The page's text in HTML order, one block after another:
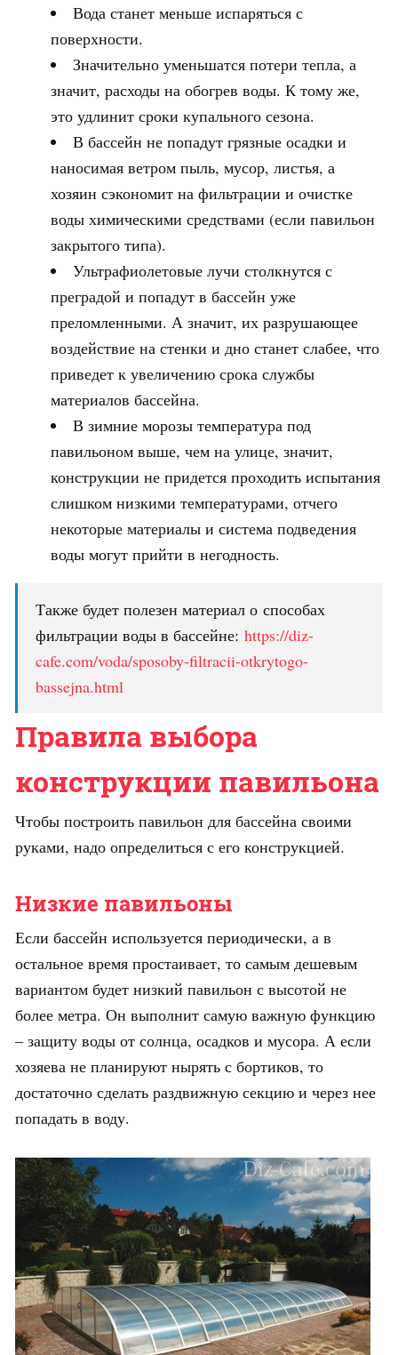
Вода станет меньше испаряться с
поверхности.
Значительно уменьшатся потери тепла, а
значит, расходы на обогрев воды. К тому же,
это удлинит сроки купального сезона.
В бассейн не попадут грязные осадки и
наносимая ветром пыль, мусор, листья, а
хозяин сэкономит на фильтрации и очистке
воды химическими средствами (если павильон
закрытого типа).
Ультрафиолетовые лучи столкнутся с
преградой и попадут в бассейн уже
преломленными. А значит, их разрушающее
воздействие на стенки и дно станет слабее, что
приведет к увеличению срока службы
материалов бассейна.
В зимние морозы температура под
павильоном выше, чем на улице, значит,
конструкции не придется проходить испытания
слишком низкими температурами, отчего
некоторые материалы и система подведения
воды могут прийти в негодность.
Также будет полезен материал о способах
фильтрации воды в бассейне: https://diz-
cafe.com/voda/sposoby-filtracii-otkrytogo-
bassejna.html
Правила выбора
конструкции павильона
Чтобы построить павильон для бассейна своими
руками, надо определиться с его конструкцией.
Низкие павильоны
Если бассейн используется периодически, а в
остальное время простаивает, то самым дешевым
вариантом будет низкий павильон с высотой не
более метра. Он выполнит самую важную функцию
– защиту воды от солнца, осадков и мусора. А если
хозяева не планируют нырять с бортиков, то
достаточно сделать раздвижную секцию и через нее
попадать в воду.